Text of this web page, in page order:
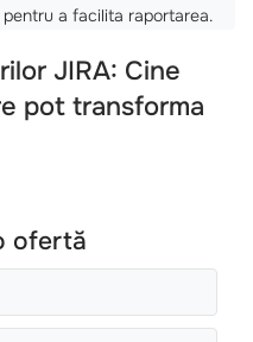
a facilita raportarea.
JIRA: Cine
pot transforma
ofertă